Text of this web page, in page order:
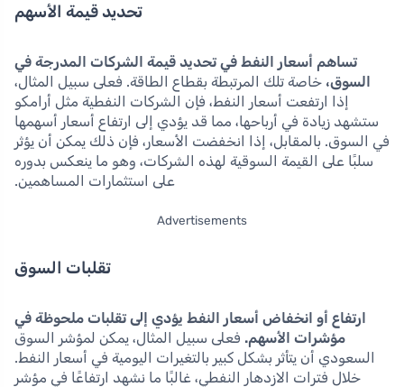
تحديد قيمة الأسهم
تساهم أسعار النفط في تحديد قيمة الشركات المدرجة في
السوق، خاصة تلك المرتبطة بقطاع الطاقة. فعلى سبيل المثال،
إذا ارتفعت أسعار النفط، فإن الشركات النفطية مثل أرامكو
ستشهد زيادة في أرباحها، مما قد يؤدي إلى ارتفاع أسعار أسهمها
في السوق. بالمقابل، إذا انخفضت الأسعار، فإن ذلك يمكن أن يؤثر
سلبًا على القيمة السوقية لهذه الشركات، وهو ما ينعكس بدوره
على استثمارات المساهمين.
Advertisements
تقلبات السوق
ارتفاع أو انخفاض أسعار النفط يؤدي إلى تقلبات ملحوظة في
مؤشرات الأسهم. فعلى سبيل المثال، يمكن لمؤشر السوق
السعودي أن يتأثر بشكل كبير بالتغيرات اليومية في أسعار النفط.
خلال فترات الازدهار النفطي، غالبًا ما نشهد ارتفاعًا في مؤشر